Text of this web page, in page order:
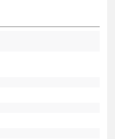
papillon d'excellente qualité
et bien d'autres encore de
s'intègre impeccablement à
marque.